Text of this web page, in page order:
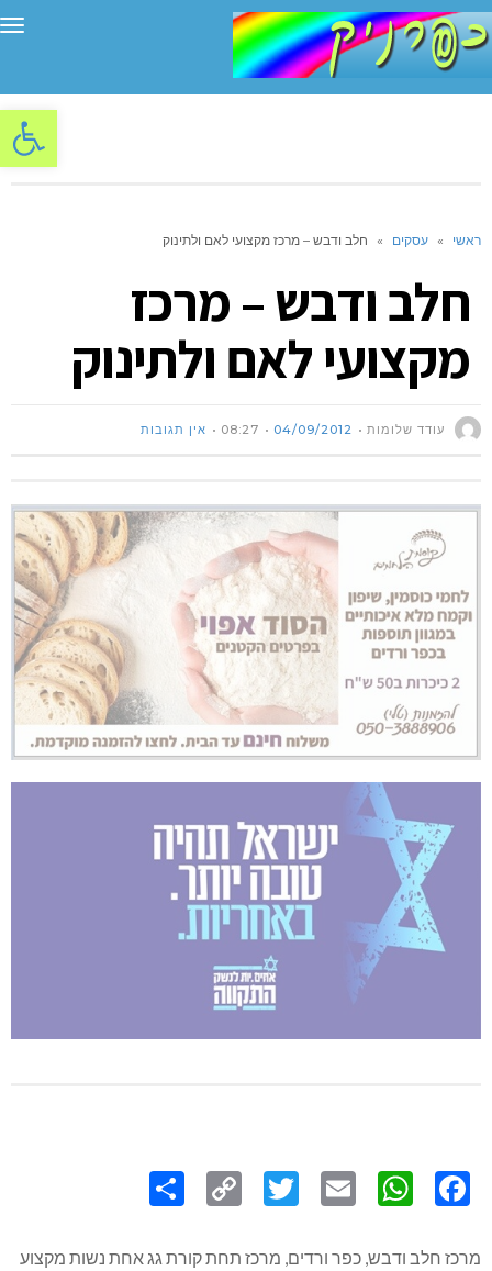
פתח
ראשי » עסקים » חלב ודבש – מרכז מקצועי לאם ולתינוק
חלב ודבש – מרכז
מקצועי לאם ולתינוק
עודד שלומות 04/09/2012
08:27 אין תגובות
Link
מרכז חלב ודבש, כפר ורדים, מרכז תחת קורת גג אחת נשות מקצוע